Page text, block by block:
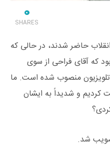
0
SHARES
حاضر شدند، در حالی که
که آقای فراحی از سوی
منصوب شده است. ما
و شدیداً به ایشان
شد.